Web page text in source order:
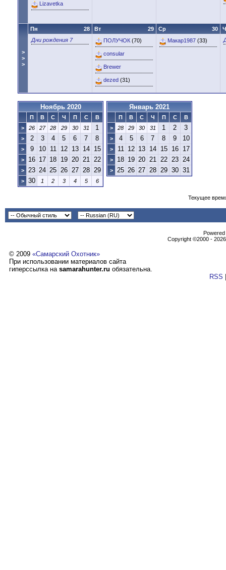
Lizavetka
>
>
>
28
Пн
Дни рождения 7
29
Вт
ПОЛУЧОК (70)
consular
Brewer
dezed (31)
30
Ср
Макар1987 (33)
Ноябрь 2020
П В С Ч П С
В
>
26 27 28 29 30 31 1
> 2 3 4 5 6 7 8
> 9 10 11 12 13 14 15
> 16 17 18 19 20 21 22
> 23 24 25 26 27 28 29
> 30 1 2 3 4 5 6
Январь 2021
П В С Ч П С
В
>
28 29 30 31 1 2 3
> 4 5 6 7 8 9 10
> 11 12 13 14 15 16 17
> 18 19 20 21 22 23 24
> 25 26 27 28 29 30 31
Текущее
Copyright ©2000 -
© 2009 «Самарский Охотник»
При использовании материалов сайта
гиперссылка на samarahunter.ru обязательна.
RSS